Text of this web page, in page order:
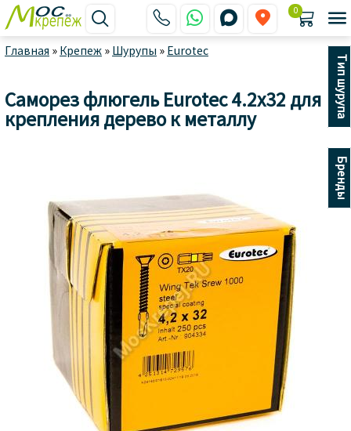
    
0 
Главная » Крепеж » Шурупы » Eurotec
Тип шурупа
Бренды
Саморез флюгель Eurotec 4.2x32 для
крепления дерево к металлу